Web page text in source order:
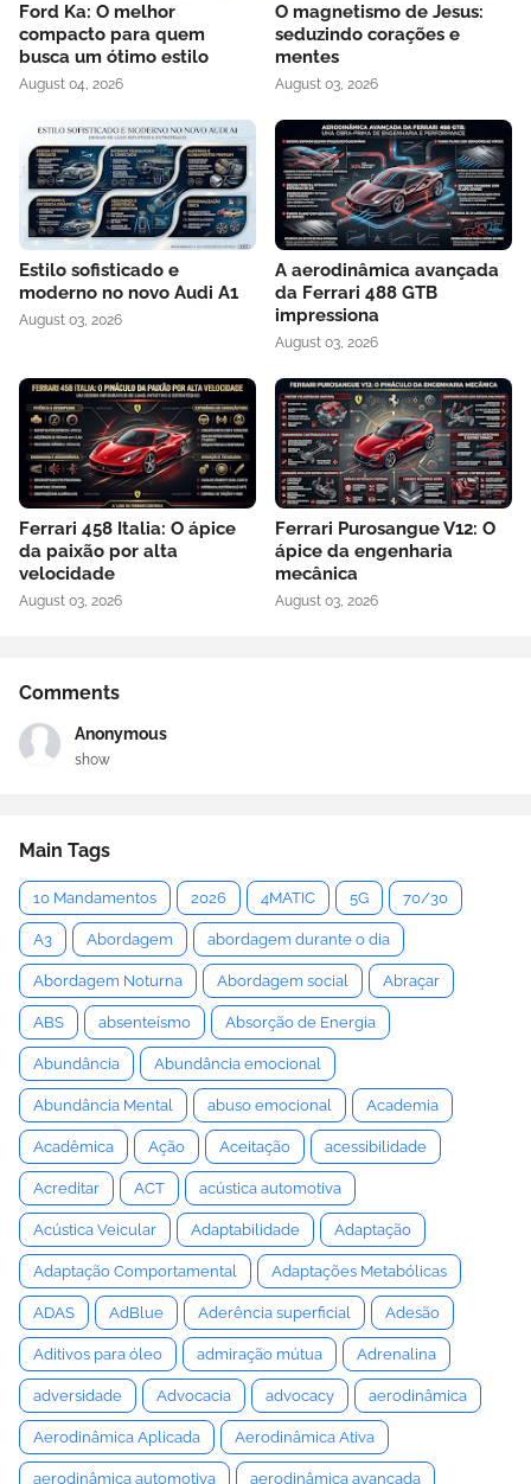
Ford Ka: O melhor
compacto para quem
busca um ótimo estilo
August 04, 2026
O magnetismo de Jesus:
seduzindo corações e
mentes
August 03, 2026
Estilo sofisticado e
moderno no novo Audi A1
August 03, 2026
A aerodinâmica avançada
da Ferrari 488 GTB
impressiona
August 03, 2026
Ferrari 458 Italia: O ápice
da paixão por alta
velocidade
August 03, 2026
Ferrari Purosangue V12: O
ápice da engenharia
mecânica
August 03, 2026
Comments
Anonymous
show
Main Tags
10 Mandamentos 2026 4MATIC 5G 70/30
A3 Abordagem abordagem durante o dia
Abordagem Noturna Abordagem social Abraçar
ABS absenteísmo Absorção de Energia
Abundância Abundância emocional
Abundância Mental abuso emocional Academia
Acadêmica Ação Aceitação acessibilidade
Acreditar ACT acústica automotiva
Acústica Veicular Adaptabilidade Adaptação
Adaptação Comportamental Adaptações Metabólicas
ADAS AdBlue Aderência superficial Adesão
Aditivos para óleo admiração mútua Adrenalina
adversidade Advocacia advocacy aerodinâmica
Aerodinâmica Aplicada Aerodinâmica Ativa
aerodinâmica automotiva aerodinâmica avançada